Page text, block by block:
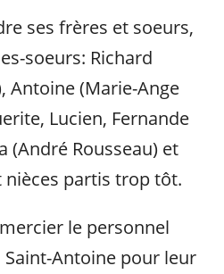
ses frères et soeurs,
soeurs: Richard
Antoine (Marie-Ange
Lucien, Fernande
(André Rousseau) et
nièces partis trop tôt.
le personnel
Saint-Antoine pour leur